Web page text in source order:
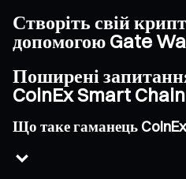
Створіть свій
допомогою Gate
Поширені
CoinEx Smart Chain
Що таке гаманець